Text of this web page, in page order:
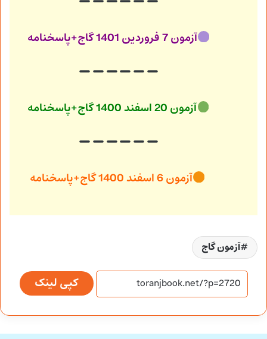
آزمون 7 فروردین 1401 گاج+پاسخنامه
آزمون 20 اسفند 1400 گاج+پاسخنامه
آزمون 6 اسفند 1400 گاج+پاسخنامه
آزمون گاج
کپی لینک